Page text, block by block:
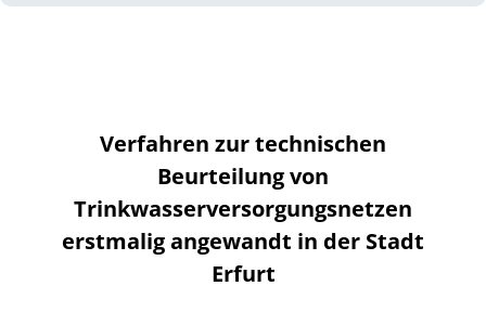
Verfahren zur technischen
Beurteilung von
Trinkwasserversorgungsnetzen
erstmalig angewandt in der Stadt
Erfurt